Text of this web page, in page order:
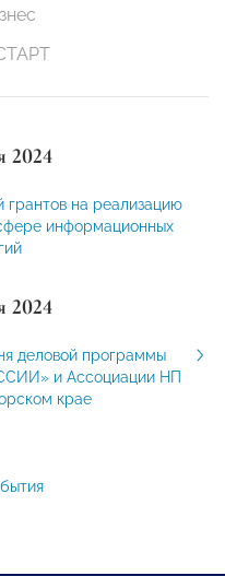
2024
грантов на реализацию
информационных
2024
деловой программы
и Ассоциации НП
крае